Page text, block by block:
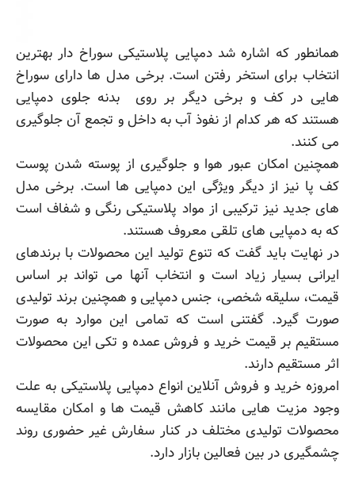
همانطور که اشاره شد دمپایی پلاستیکی سوراخ دار بهترین
انتخاب برای استخر رفتن است. برخی مدل ها دارای سوراخ
هایی در کف و برخی دیگر بر روی بدنه جلوی دمپایی
هستند که هر کدام از نفوذ آب به داخل و تجمع آن جلوگیری
می کنند.
همچنین امکان عبور هوا و جلوگیری از پوسته شدن پوست
کف پا نیز از دیگر ویژگی این دمپایی ها است. برخی مدل
های جدید نیز ترکیبی از مواد پلاستیکی رنگی و شفاف است
که به دمپایی های تلقی معروف هستند.
در نهایت باید گفت که تنوع تولید این محصولات با برندهای
ایرانی بسیار زیاد است و انتخاب آنها می تواند بر اساس
قیمت، سلیقه شخصی، جنس دمپایی و همچنین برند تولیدی
صورت گیرد. گفتنی است که تمامی این موارد به صورت
مستقیم بر قیمت خرید و فروش عمده و تکی این محصولات
اثر مستقیم دارند.
امروزه خرید و فروش آنلاین انواع دمپایی پلاستیکی به علت
وجود مزیت هایی مانند کاهش قیمت ها و امکان مقایسه
محصولات تولیدی مختلف در کنار سفارش غیر حضوری روند
چشمگیری در بین فعالین بازار دارد.